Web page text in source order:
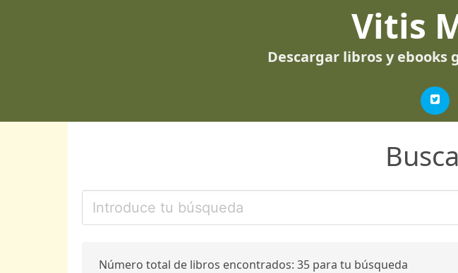
Vitis
Descargar libros y ebooks
Número total de libros encontrados: 35 para tu búsqueda